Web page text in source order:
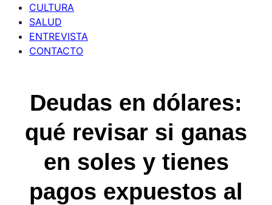
CULTURA
SALUD
ENTREVISTA
CONTACTO
Deudas en dólares:
qué revisar si ganas
en soles y tienes
pagos expuestos al